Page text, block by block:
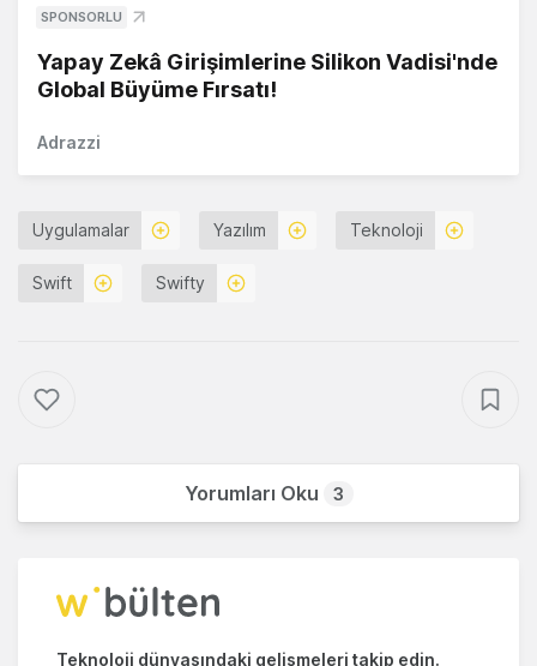
SPONSORLU
Yapay Zekâ Girişimlerine Silikon Vadisi'nde
Global Büyüme Fırsatı!
Adrazzi
Uygulamalar Yazılım Teknoloji
Swift Swifty
Yorumları Oku 3
Teknoloji dünyasındaki gelişmeleri takip edin.